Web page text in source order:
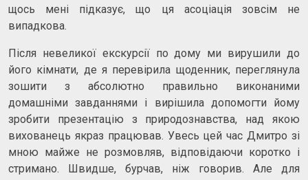
щось мені підказує, що ця асоціація зовсім не
випадкова.
Після невеликої екскурсії по дому ми вирушили до
його кімнати, де я перевірила щоденник, переглянула
зошити з абсолютно правильно виконаними
домашніми завданнями і вирішила допомогти йому
зробити презентацію з природознавства, над якою
вихованець якраз працював. Увесь цей час Дмитро зі
мною майже не розмовляв, відповідаючи коротко і
стримано. Швидше, бурчав, ніж говорив. Але для